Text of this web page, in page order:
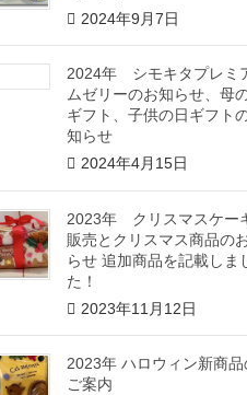
2024年9月7日
2024年 シモキタプレミ
ムゼリーのお知らせ、母
ギフト、子供の日ギフト
知らせ
2024年4月15日
2023年 クリスマスケー
販売とクリスマス商品の
らせ 追加商品を記載しま
た！
2023年11月12日
2023年 ハロウィン新商品
ご案内